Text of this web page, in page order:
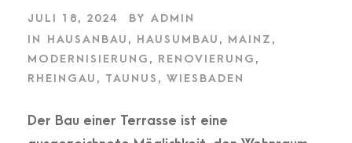
JULI 18, 2024 BY ADMIN
IN
HAUSANBAU , HAUSUMBAU , MAINZ ,
MODERNISIERUNG , RENOVIERUNG ,
RHEINGAU , TAUNUS , WIESBADEN
Der Bau einer Terrasse ist eine